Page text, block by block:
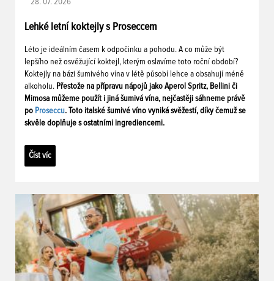
Lehké letní koktejly s Proseccem
Léto je ideálním časem k odpočinku a pohodu. A co může být
lepšího než osvěžující koktejl, kterým oslavíme toto roční období?
Koktejly na bázi šumivého vína v létě působí lehce a obsahují méně
alkoholu. Přestože na přípravu nápojů jako Aperol Spritz, Bellini či
Mimosa můžeme použít i jiná šumivá vína, nejčastěji sáhneme právě
po Proseccu. Toto italské šumivé víno vyniká svěžestí, díky čemuž se
skvěle doplňuje s ostatními ingrediencemi.
Číst víc